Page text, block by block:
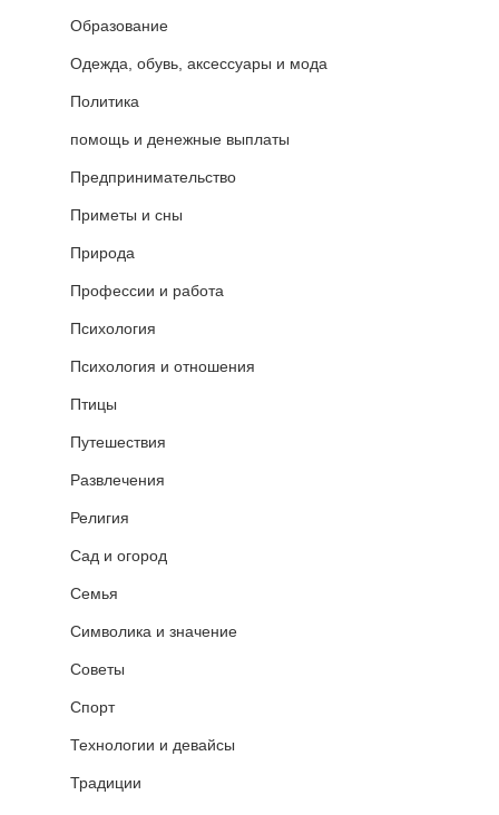
Образование
Одежда, обувь, аксессуары и мода
Политика
помощь и денежные выплаты
Предпринимательство
Приметы и сны
Природа
Профессии и работа
Психология
Психология и отношения
Птицы
Путешествия
Развлечения
Религия
Сад и огород
Семья
Символика и значение
Советы
Спорт
Технологии и девайсы
Традиции